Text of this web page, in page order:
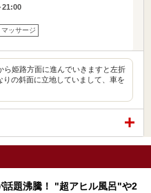
21:00
ッサージ
ら姫路方面に進んでいきますと左折
の斜面に立地していまして、車を
話題沸騰！ "超アヒル風呂"や2